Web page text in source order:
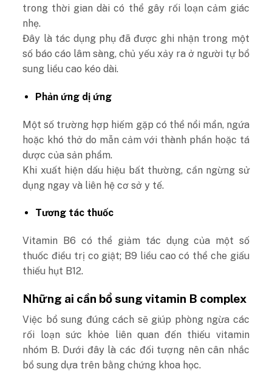
trong thời gian dài có thể gây rối loạn cảm giác
nhẹ.
Đây là tác dụng phụ đã được ghi nhận trong một
số báo cáo lâm sàng, chủ yếu xảy ra ở người tự bổ
sung liều cao kéo dài.
Phản ứng dị ứng
Một số trường hợp hiếm gặp có thể nổi mẩn, ngứa
hoặc khó thở do mẫn cảm với thành phần hoặc tá
dược của sản phẩm.
Khi xuất hiện dấu hiệu bất thường, cần ngừng sử
dụng ngay và liên hệ cơ sở y tế.
Tương tác thuốc
Vitamin B6 có thể giảm tác dụng của một số
thuốc điều trị co giật; B9 liều cao có thể che giấu
thiếu hụt B12.
Những ai cần bổ sung vitamin B complex
Việc bổ sung đúng cách sẽ giúp phòng ngừa các
rối loạn sức khỏe liên quan đến thiếu vitamin
nhóm B. Dưới đây là các đối tượng nên cân nhắc
bổ sung dựa trên bằng chứng khoa học.